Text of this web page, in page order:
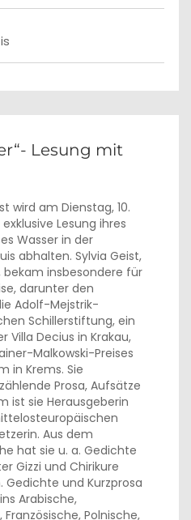
Lesung mit
wird am Dienstag, 10.
Lesung ihres
Wasser in der
abhalten. Sylvia Geist,
bekam insbesondere für
darunter den
Adolf-Mejstrik-
Schillerstiftung, ein
Villa Decius in Krakau,
Malkowski-Preises
in Krems. Sie
Prosa, Aufsätze
ist sie Herausgeberin
Aus dem
hat sie u. a. Gedichte
Gizzi und Chirikure
Gedichte und Kurzprosa
Arabische,
Französische, Polnische,